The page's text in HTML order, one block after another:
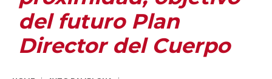
del futuro Plan
Director del Cuerpo